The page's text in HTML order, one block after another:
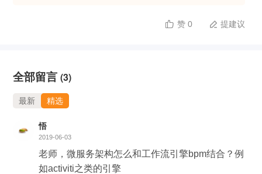
系统自动完成用户数据在 MySQL 与 MongoDB 中的持
CAT 系统追踪调用链，清晰呈现从网关入口到后端服
务的时序关系、耗时及 QPS 指标。特别针对设置邮件
链的完整性。演示还提出了基于 CAT 事务记录 Token
与 Header 信息的调试扩展方案，以增强故障定位能
力。至此，该微服务架构从代码剖析到全链路运行验证
 赞 0  提建议
全部留言 (3)
最新 精选
悟
2019-06-03
老师，微服务架构怎么和工作流引擎bpm结合？例
如activiti之类的引擎